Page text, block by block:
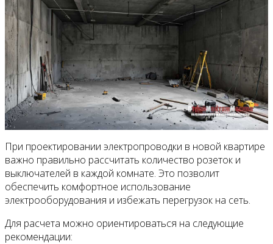
При проектировании электропроводки в новой квартире
важно правильно рассчитать количество розеток и
выключателей в каждой комнате. Это позволит
обеспечить комфортное использование
электрооборудования и избежать перегрузок на сеть.
Для расчета можно ориентироваться на следующие
рекомендации: